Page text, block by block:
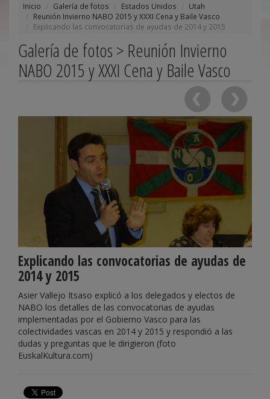
Inicio Galería de fotos Estados Unidos
Utah
Reunión Invierno NABO 2015 y XXXI Cena y Baile Vasco
Explicando las convocatorias de ayudas de 2014 y 2015
Galería de fotos > Reunión Invierno
NABO 2015 y XXXI Cena y Baile Vasco
Explicando las convocatorias de ayudas de
2014 y 2015
Asier Vallejo Itsaso explicó a los delegados y electos de
NABO los detalles de las convocatorias de ayudas
implementadas por el Gobierno Vasco para las
colectividades vascas en 2014 y 2015 y respondió a las
dudas y preguntas que le dirigieron (foto
EuskalKultura.com)